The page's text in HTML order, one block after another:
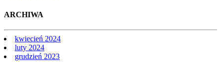
ARCHIWA
kwiecień 2024
luty 2024
grudzień 2023